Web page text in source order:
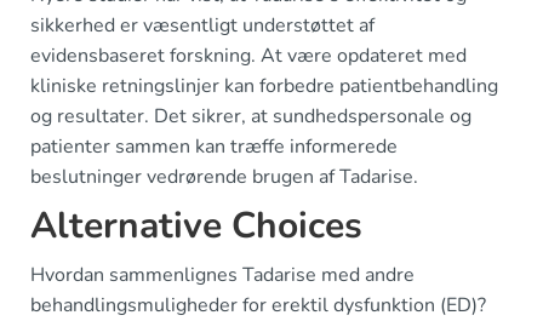
sikkerhed er væsentligt understøttet af
evidensbaseret forskning. At være opdateret med
kliniske retningslinjer kan forbedre patientbehandling
og resultater. Det sikrer, at sundhedspersonale og
patienter sammen kan træffe informerede
beslutninger vedrørende brugen af Tadarise.
Alternative Choices
Hvordan sammenlignes Tadarise med andre
behandlingsmuligheder for erektil dysfunktion (ED)?